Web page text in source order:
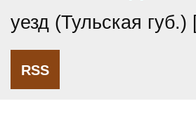
уезд (Тульская
RSS